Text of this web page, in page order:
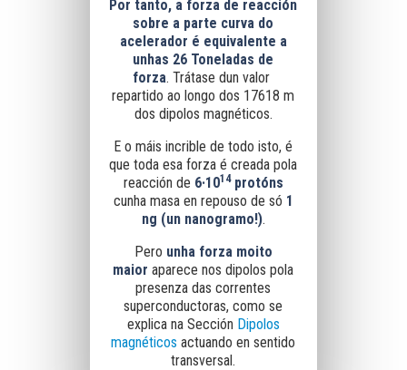
Por tanto, a forza de reacción
sobre a parte curva do
acelerador é equivalente a
unhas 26 Toneladas de
forza. Trátase dun valor
repartido ao longo dos 17618 m
dos dipolos magnéticos.
E o máis incrible de todo isto, é
que toda esa forza é creada pola
reacción de 6·1014protóns
cunha masa en repouso de só 1
ng (un nanogramo!).
Pero unha forza moito
maior aparece nos dipolos pola
presenza das correntes
superconductoras, como se
explica na Sección Dipolos
magnéticos actuando en sentido
transversal.